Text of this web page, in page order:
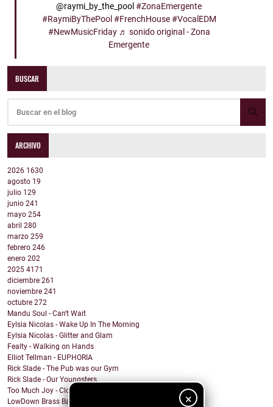
×
@raymi_by_the_pool#ZonaEmergente
#RaymiByThePool #FrenchHouse #VocalEDM
#NewMusicFriday ♬ sonido original - Zona
Emergente
BUSCAR
ARCHIVO
2026 1630
agosto 19
julio 129
junio 241
mayo 254
abril 280
marzo 259
febrero 246
enero 202
2025 4171
diciembre 261
noviembre 241
octubre 272
Mandu Soul - Can't Wait
Eylsia Nicolas - Wake Up In The Morning
Eylsia Nicolas - Glitter and Glam
Fealty - Walking on Hands
Elliot Tellman - EUPHORIA
Rick Slade - The Pub was our Gym
Rick Slade - Our Youngsters
Too Much Joy - Clowns (but Ska)
LowDown Brass Band - Echoes of a Photo